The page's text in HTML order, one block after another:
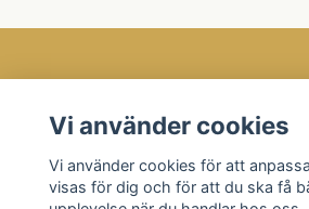
Kundtjänst
Läs mer
Vi använder cookies
Vi använder cookies för att
visas för dig och för att du ska få